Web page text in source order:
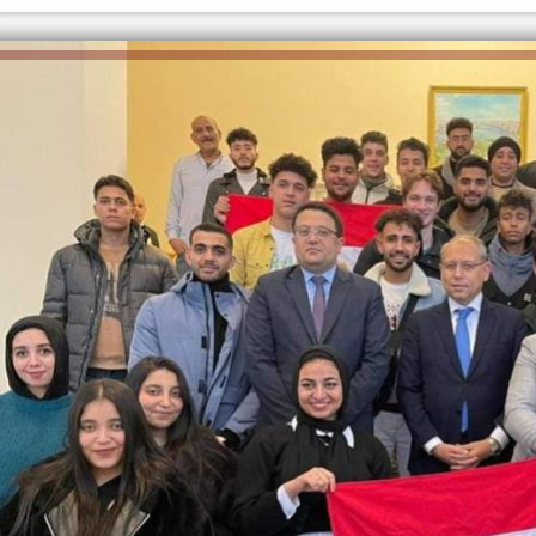
الكاتبة إلهام شرشر تهنئ الرئيس
السيسي بعيد ميلاده وتُشيد بجهوده